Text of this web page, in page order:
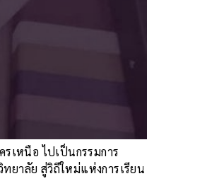
เหนือ ไปเป็นกรรมการ
ยาลัย สู่วิถีใหม่แห่งการเรียน